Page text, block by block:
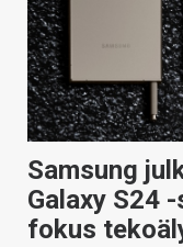
Samsung
Galaxy S24
fokus